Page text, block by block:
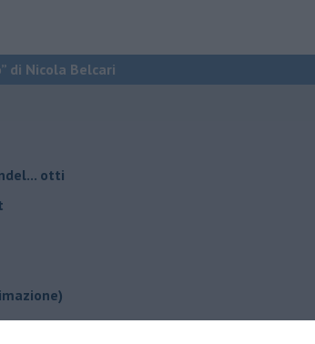
di Nicola Belcari
otti